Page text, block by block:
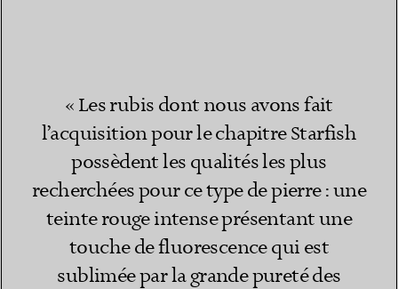
« Les rubis dont nous avons fait
l’acquisition pour le chapitre Starfish
possèdent les qualités les plus
recherchées pour ce type de pierre : une
teinte rouge intense présentant une
touche de fluorescence qui est
sublimée par la grande pureté des